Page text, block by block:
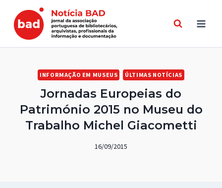
content
INFORMAÇÃO EM MUSEUS ÚLTIMAS NOTÍCIAS
Jornadas Europeias do
Património 2015 no Museu do
Trabalho Michel Giacometti
16/09/2015